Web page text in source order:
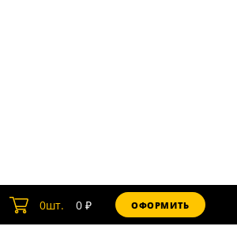
0шт. 0₽ ОФОРМИТЬ